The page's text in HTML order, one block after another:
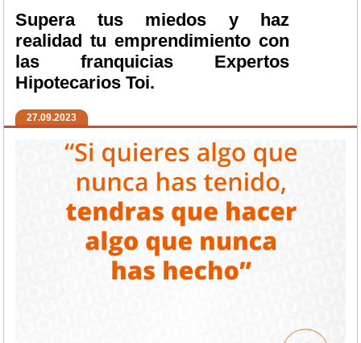
Supera tus miedos y haz
realidad tu emprendimiento con
las franquicias Expertos
Hipotecarios Toi.
27.09.2023